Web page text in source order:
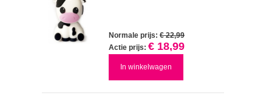
Normale prijs: € 22,99
Actie prijs: € 18,99
In winkelwagen